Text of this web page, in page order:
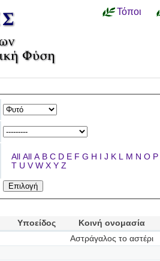
Τόποι
All All A B C D E F G H I J K L M N O P
T U V W X Y Z
Υποείδος
Κοινή ονομασία
Αστράγαλος το αστέρι